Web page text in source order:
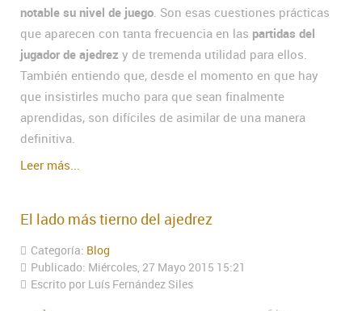
notable su nivel de juego . Son esas cuestiones prácticas
que aparecen con tanta frecuencia en las partidas del
jugador de ajedrez y de tremenda utilidad para ellos.
También entiendo que, desde el momento en que hay
que insistirles mucho para que sean finalmente
aprendidas, son difíciles de asimilar de una manera
definitiva.
Leer más...
El lado más tierno del ajedrez
Categoría: Blog
Publicado: Miércoles, 27 Mayo 2015 15:21
Escrito por Luís Fernández Siles